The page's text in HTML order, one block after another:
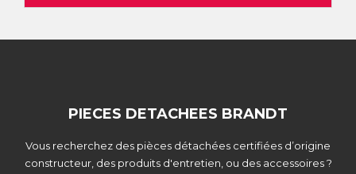
PIECES DETACHEES BRANDT
Vous recherchez des pièces détachées certifiées d’origine
constructeur, des produits d'entretien, ou des accessoires ?